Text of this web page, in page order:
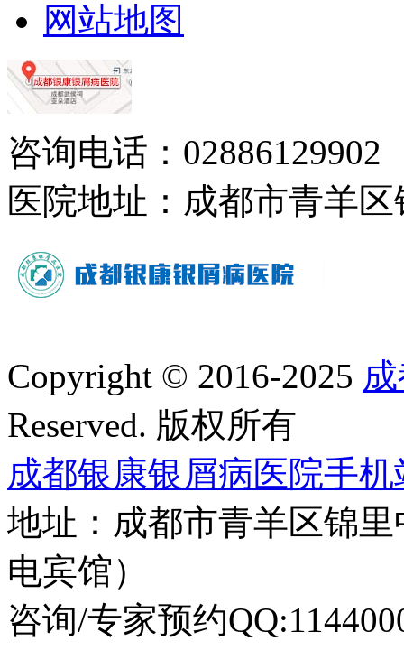
网站地图
咨询电话：02886129902
医院地址：成都市青羊
Copyright © 2016-2025
Reserved. 版权所有
成都银康银屑病医院手机
地址：成都市青羊区锦
电宾馆）
咨询/专家预约